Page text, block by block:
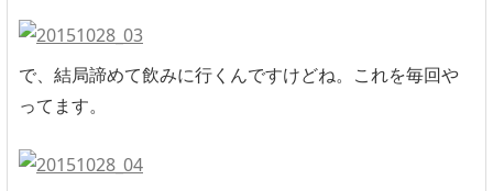
で、結局諦めて飲みに行くんですけどね。これを毎回や
ってます。